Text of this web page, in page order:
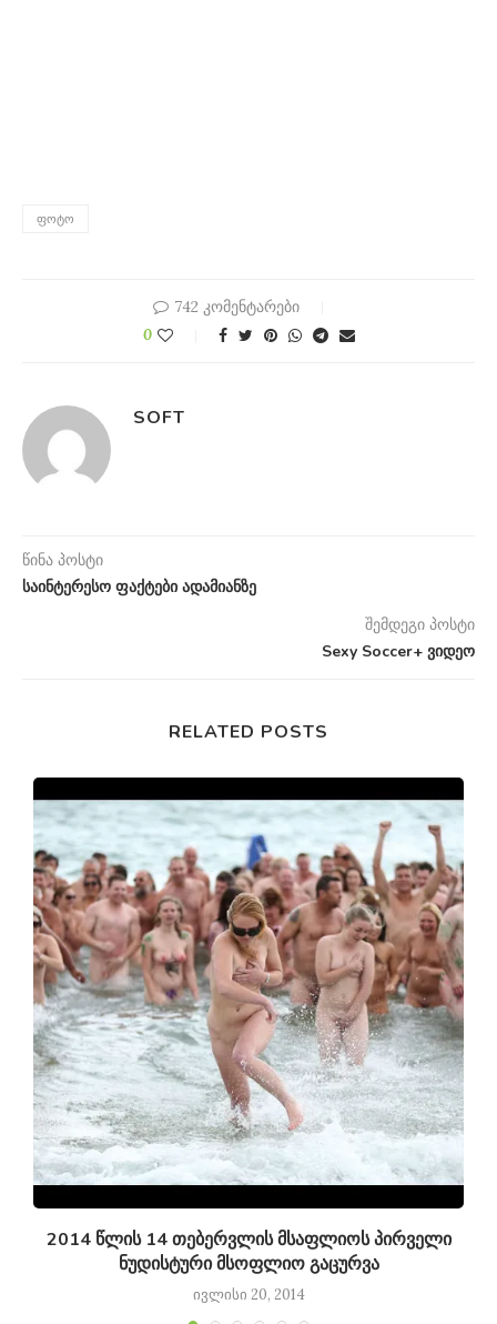
ᲤᲝᲢᲝ
742 კომენტარები
0
SOFT
წინა პოსტი
საინტერესო ფაქტები ადამიანზე
შემდეგი პოსტი
Sexy Soccer+ ვიდეო
RELATED POSTS
2014 წლის 14 თებერვლის მსაფლიოს პირველი
ნუდისტური მსოფლიო გაცურვა
ივლისი 20, 2014